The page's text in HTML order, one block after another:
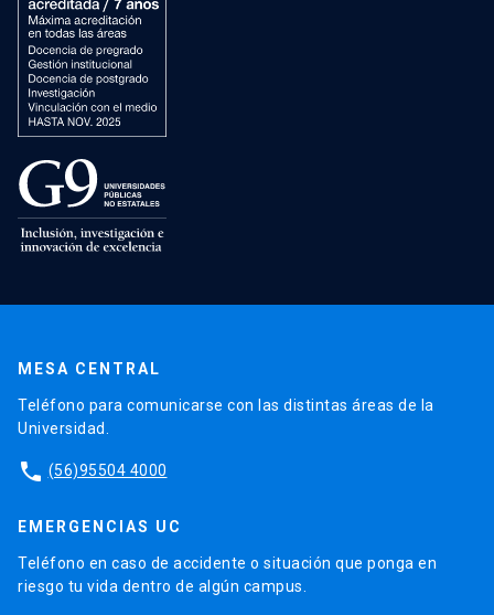
MESA CENTRAL
Teléfono para comunicarse con las distintas áreas de la
Universidad.
phone (56)95504 4000
EMERGENCIAS UC
Teléfono en caso de accidente o situación que ponga en
riesgo tu vida dentro de algún campus.